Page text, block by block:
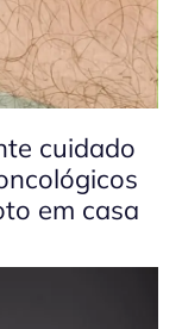
cuidado
em casa